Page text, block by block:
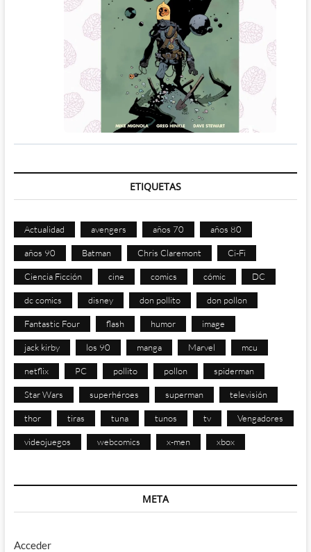
ETIQUETAS
Actualidad avengers años 70 años 80
años 90 Batman Chris Claremont Ci-Fi
Ciencia Ficción cine comics cómic DC
dc comics disney don pollito don pollon
Fantastic Four flash humor image
jack kirby los 90 manga Marvel mcu
netflix PC pollito pollon spiderman
Star Wars superhéroes superman televisión
thor tiras tuna tunos tv Vengadores
videojuegos webcomics x-men xbox
META
Acceder